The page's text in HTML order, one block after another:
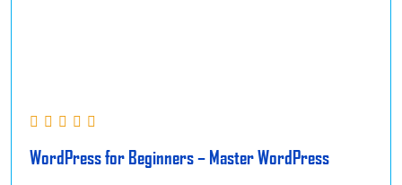
WordPress for Beginners – Master WordPress